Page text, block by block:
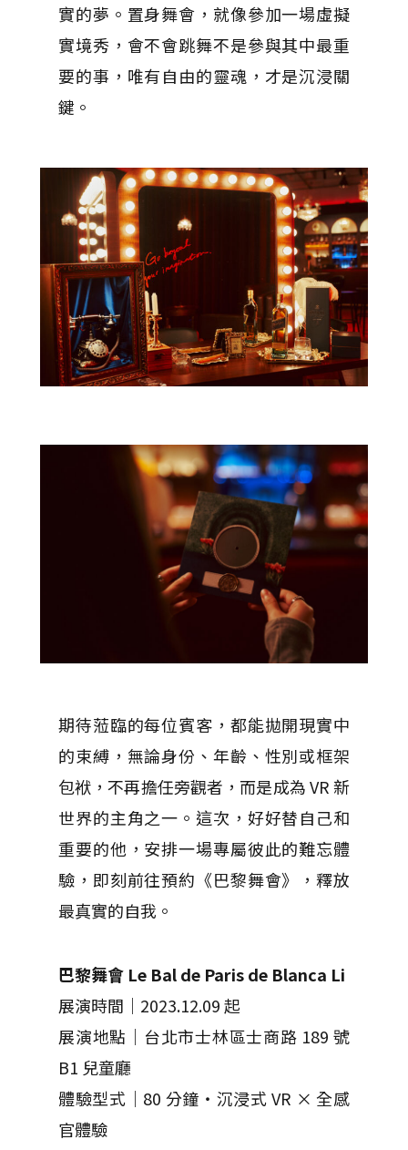
實的夢。置身舞會，就像參加一場虛擬
實境秀，會不會跳舞不是參與其中最重
要的事，唯有自由的靈魂，才是沉浸關
鍵。
期待蒞臨的每位賓客，都能拋開現實中
的束縛，無論身份、年齡、性別或框架
包袱，不再擔任旁觀者，而是成為 VR 新
世界的主角之一。這次，好好替自己和
重要的他，安排一場專屬彼此的難忘體
驗，即刻前往預約《巴黎舞會》，釋放
最真實的自我。
巴黎舞會 Le Bal de Paris de Blanca Li
展演時間｜2023.12.09 起
展演地點｜台北市士林區士商路 189 號
B1 兒童廳
體驗型式｜80 分鐘・沉浸式 VR × 全感
官體驗